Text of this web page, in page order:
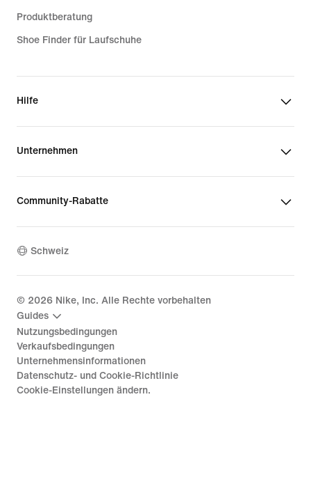
Produktberatung
Shoe Finder für Laufschuhe
Hilfe
Unternehmen
Community-Rabatte
Schweiz
© 2026 Nike, Inc. Alle Rechte vorbehalten
Guides
Nutzungsbedingungen
Verkaufsbedingungen
Unternehmensinformationen
Datenschutz- und Cookie-Richtlinie
Cookie-Einstellungen ändern.